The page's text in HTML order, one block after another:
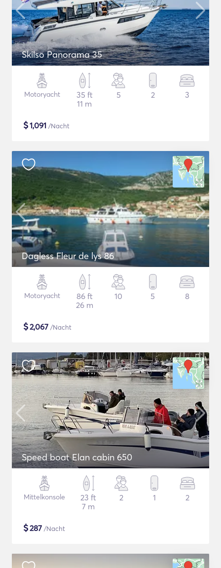
Skilso Panorama 35
Motoryacht
35 ft
11 m
5 2 3
$1,091 /Nacht
Dagless Fleur de lys 86
Motoryacht
86 ft
26 m
10 5 8
$2,067 /Nacht
Speed boat Elan cabin 650
Mittelkonsole
23 ft
7 m
2 1 2
$287 /Nacht